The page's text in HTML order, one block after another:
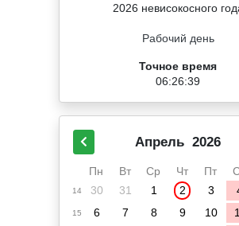
2026 невисокосного
Рабочий день
Точное время
06:26:39
Апрель 2026
Пн Вт Ср Чт Пт
14 30 31 1 2 3
15 6 7 8 9 10